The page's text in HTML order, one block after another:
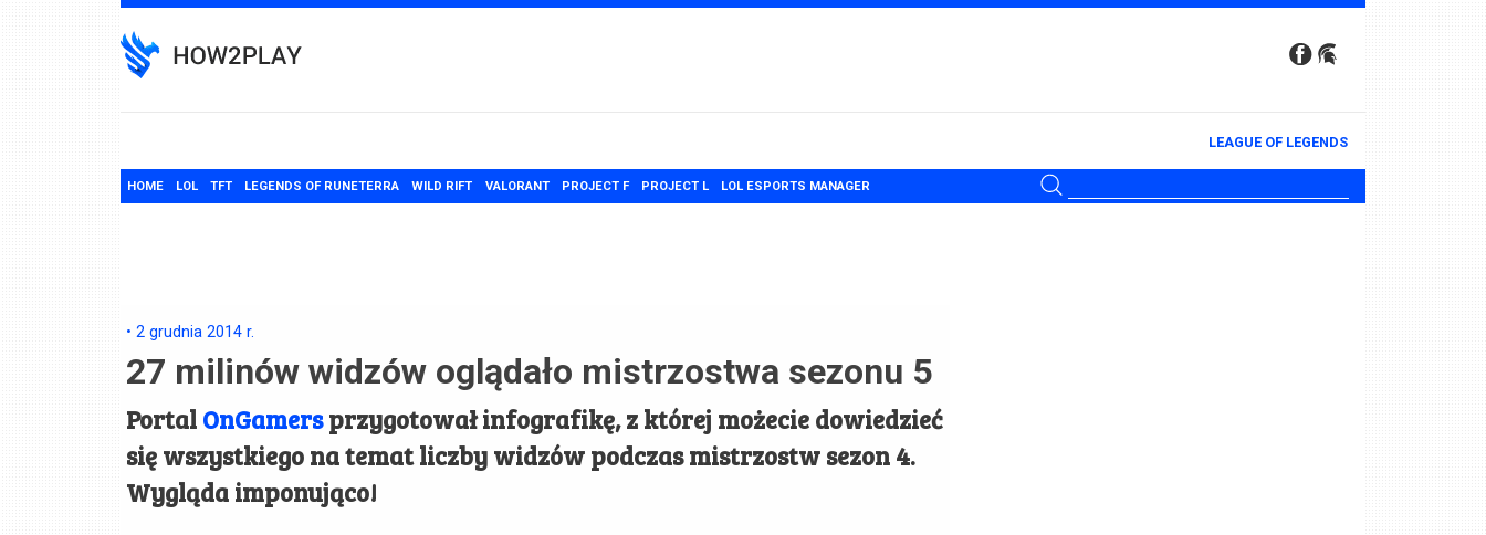
to
content
LEAGUE OF LEGENDS
HOME LOL TFT LEGENDS OF RUNETERRA WILD RIFT VALORANT PROJECT F PROJECT L LOL ESPORTS MANAGER
• 2 grudnia 2014 r.
27 milinów widzów oglądało mistrzostwa sezonu 5
Portal OnGamersprzygotował infografikę, z której możecie dowiedzieć
się wszystkiego na temat liczby widzów podczas mistrzostw sezon 4.
Wygląda imponująco!